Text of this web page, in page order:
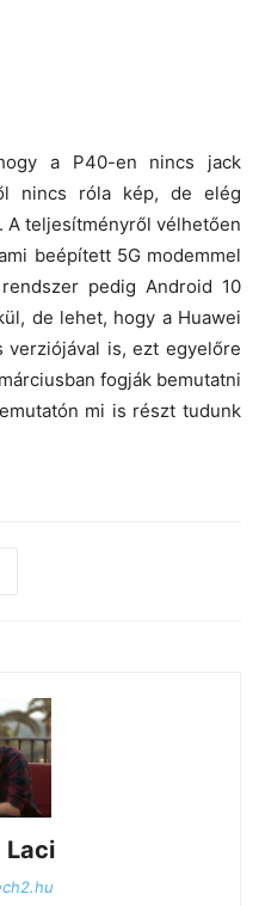
a P40-en nincs jack
nincs róla kép, de elég
A teljesítményről vélhetően
beépített 5G modemmel
pedig Android 10
de lehet, hogy a Huawei
verziójával is, ezt egyelőre
fogják bemutatni
mi is részt tudunk
Laci